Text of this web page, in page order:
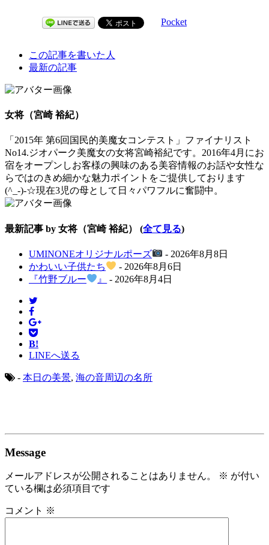
Pocket
following
tabs
change
content
below.
この記事を書いた人
最新の記事
女将（宮崎 裕紀）
「2015年 第6回国民的美魔女コンテスト」ファイナリスト
No14.ジオパーク美魔女の女将宮崎裕紀です。2016年4月にお
宿をオープンしお客様の興味のある美容情報のお話や女性な
らではのきめ細かな魅力ポイントをご提供しております
(^_-)-☆現在3児の母として日々パワフルに奮闘中。
最新記事 by 女将（宮崎 裕紀） (全て見る)
UMINONEオリジナルポーズ
- 2026年8月8日
かわいい子供たち
- 2026年8月6日
『竹野ブルー
』 - 2026年8月4日
B!
LINEへ送る
- 本日の美景, 海の音周辺の名所
Message
メールアドレスが公開されることはありません。 ※ が付い
ている欄は必須項目です
コメント ※